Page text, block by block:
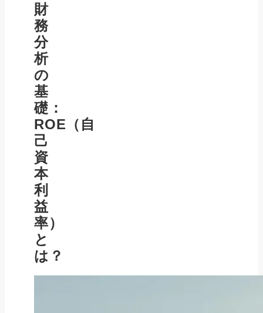
財
務
分
析
の
基
礎：
ROE（自
己
資
本
利
益
率）
と
は？